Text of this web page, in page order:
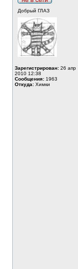
Добрый ГЛАЗ
Зарегистрирован: 26 апр
2010 12:38
Сообщения: 1963
Откуда: Химки